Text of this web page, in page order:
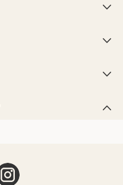



